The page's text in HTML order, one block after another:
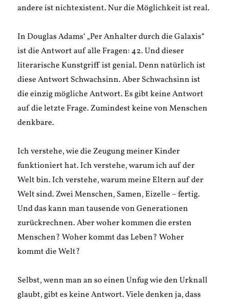
andere ist nichtexistent. Nur die Möglichkeit ist real.
In Douglas Adams‘ „Per Anhalter durch die Galaxis“
ist die Antwort auf alle Fragen: 42. Und dieser
literarische Kunstgriff ist genial. Denn natürlich ist
diese Antwort Schwachsinn. Aber Schwachsinn ist
die einzig mögliche Antwort. Es gibt keine Antwort
auf die letzte Frage. Zumindest keine von Menschen
denkbare.
Ich verstehe, wie die Zeugung meiner Kinder
funktioniert hat. Ich verstehe, warum ich auf der
Welt bin. Ich verstehe, warum meine Eltern auf der
Welt sind. Zwei Menschen, Samen, Eizelle – fertig.
Und das kann man tausende von Generationen
zurückrechnen. Aber woher kommen die ersten
Menschen? Woher kommt das Leben? Woher
kommt die Welt?
Selbst, wenn man an so einen Unfug wie den Urknall
glaubt, gibt es keine Antwort. Viele denken ja, dass